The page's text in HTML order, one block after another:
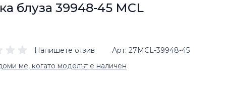
блуза 39948-45 MCL
Напишете отзив Арт 27MCL-39948-45
ме, когато моделът е наличен